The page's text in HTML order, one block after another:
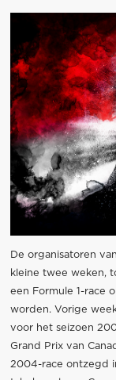
De organisatoren
kleine twee weken,
een Formule 1-race
worden. Vorige
voor het seizoen
Grand Prix van
2004-race ontzegd